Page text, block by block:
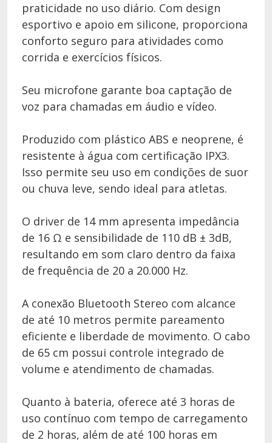
praticidade no uso diário. Com design
esportivo e apoio em silicone, proporciona
conforto seguro para atividades como
corrida e exercícios físicos.
Seu microfone garante boa captação de
voz para chamadas em áudio e vídeo.
Produzido com plástico ABS e neoprene, é
resistente à água com certificação IPX3.
Isso permite seu uso em condições de suor
ou chuva leve, sendo ideal para atletas.
O driver de 14 mm apresenta impedância
de 16 Ω e sensibilidade de 110 dB ± 3dB,
resultando em som claro dentro da faixa
de frequência de 20 a 20.000 Hz.
A conexão Bluetooth Stereo com alcance
de até 10 metros permite pareamento
eficiente e liberdade de movimento. O cabo
de 65 cm possui controle integrado de
volume e atendimento de chamadas.
Quanto à bateria, oferece até 3 horas de
uso contínuo com tempo de carregamento
de 2 horas, além de até 100 horas em